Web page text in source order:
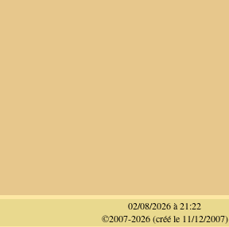
02/08/2026 à 21:22
©2007-2026 (créé le 11/12/2007)